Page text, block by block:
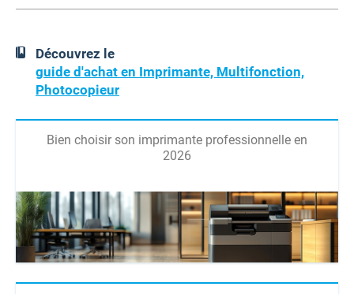
Découvrez le
guide d'achat en Imprimante, Multifonction,
Photocopieur
Bien choisir son imprimante professionnelle en
2026